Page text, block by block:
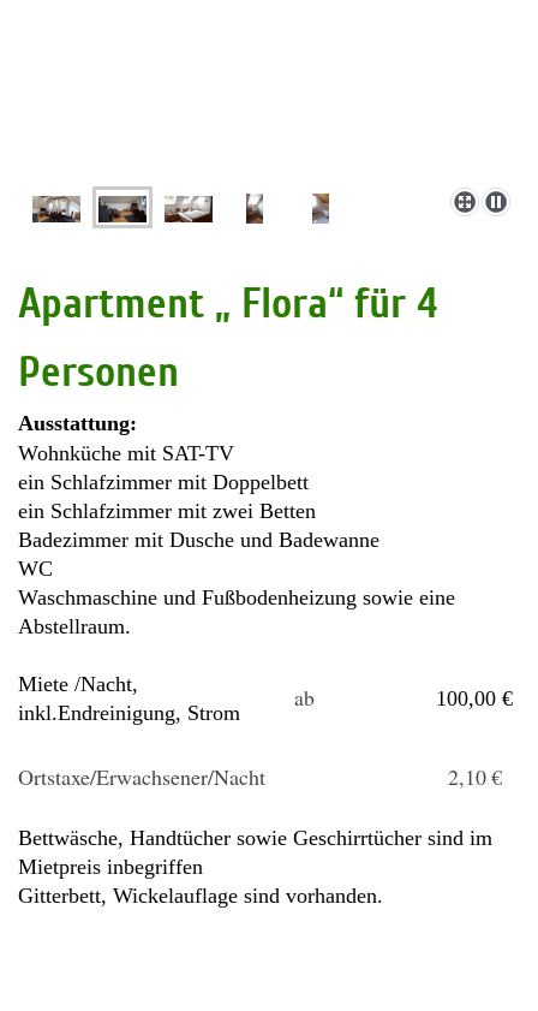
Apartment „ Flora“ für 4
Personen
Ausstattung:
Wohnküche mit SAT-TV
ein Schlafzimmer mit Doppelbett
ein Schlafzimmer mit zwei Betten
Badezimmer mit Dusche und Badewanne
WC
Waschmaschine und Fußbodenheizung sowie eine
Abstellraum.
Miete /Nacht,
inkl.Endreinigung, Strom
ab 100,00 €
Ortstaxe/Erwachsener/Nacht 2,10€
Bettwäsche, Handtücher sowie Geschirrtücher sind im
Mietpreis inbegriffen
Gitterbett, Wickelauflage sind vorhanden.